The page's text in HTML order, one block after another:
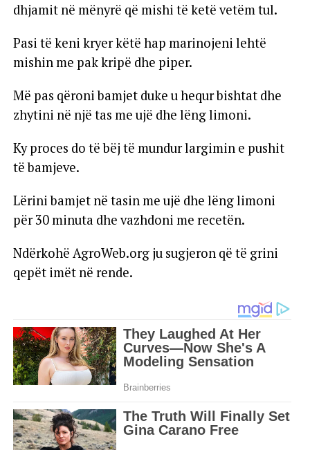
dhjamit në mënyrë që mishi të ketë vetëm tul.
Pasi të keni kryer këtë hap marinojeni lehtë
mishin me pak kripë dhe piper.
Më pas qëroni bamjet duke u hequr bishtat dhe
zhytini në një tas me ujë dhe lëng limoni.
Ky proces do të bëj të mundur largimin e pushit
të bamjeve.
Lërini bamjet në tasin me ujë dhe lëng limoni
për 30 minuta dhe vazhdoni me recetën.
Ndërkohë AgroWeb.org ju sugjeron që të grini
qepët imët në rende.